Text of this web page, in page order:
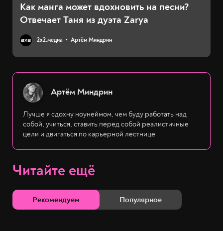
Как манга может вдохновить на песни?
Отвечает Таня из дуэта Zarya
2х2.медиа Артём Миндрин
Артём Миндрин
Лучше я сдохну ноунеймом, чем буду работать над
собой, учиться, ставить перед собой реалистичные
цели и двигаться по карьерной лестнице
Читайте ещё
Рекомендуем Популярное